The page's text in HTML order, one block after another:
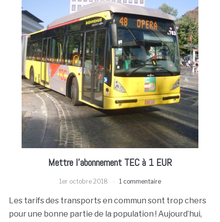
Mettre l’abonnement TEC à 1 EUR
1er octobre 2018 1 commentaire
Les tarifs des transports en commun sont trop chers
pour une bonne partie de la population ! Aujourd’hui,